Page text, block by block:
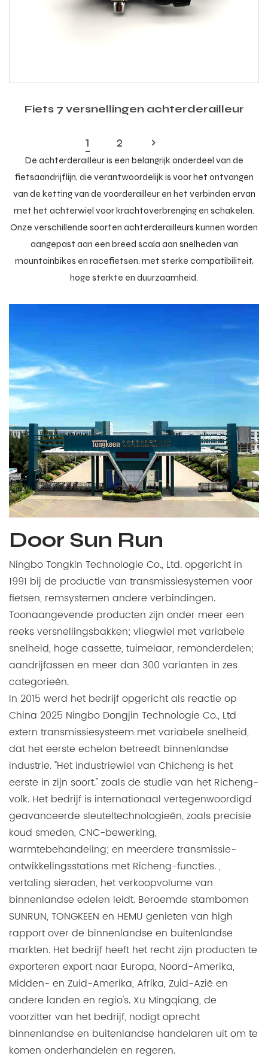
Fiets 7 versnellingen achterderailleur
1 2 ›
De achterderailleur is een belangrijk onderdeel van de
fietsaandrijflijn, die verantwoordelijk is voor het ontvangen
van de ketting van de voorderailleur en het verbinden ervan
met het achterwiel voor krachtoverbrenging en schakelen.
Onze verschillende soorten achterderailleurs kunnen worden
aangepast aan een breed scala aan snelheden van
mountainbikes en racefietsen, met sterke compatibiliteit,
hoge sterkte en duurzaamheid.
Door Sun Run
Ningbo Tongkin Technologie Co., Ltd. opgericht in
1991 bij de productie van transmissiesystemen voor
fietsen, remsystemen andere verbindingen.
Toonaangevende producten zijn onder meer een
reeks versnellingsbakken; vliegwiel met variabele
snelheid, hoge cassette, tuimelaar, remonderdelen;
aandrijfassen en meer dan 300 varianten in zes
categorieën.
In 2015 werd het bedrijf opgericht als reactie op
China 2025 Ningbo Dongjin Technologie Co., Ltd
extern transmissiesysteem met variabele snelheid,
dat het eerste echelon betreedt binnenlandse
industrie. "Het industriewiel van Chicheng is het
eerste in zijn soort." zoals de studie van het Richeng-
volk. Het bedrijf is internationaal vertegenwoordigd
geavanceerde sleuteltechnologieën, zoals precisie
koud smeden, CNC-bewerking,
warmtebehandeling; en meerdere transmissie-
ontwikkelingsstations met Richeng-functies. ,
vertaling sieraden, het verkoopvolume van
binnenlandse edelen leidt. Beroemde stambomen
SUNRUN, TONGKEEN en HEMU genieten van high
rapport over de binnenlandse en buitenlandse
markten. Het bedrijf heeft het recht zijn producten te
exporteren export naar Europa, Noord-Amerika,
Midden- en Zuid-Amerika, Afrika, Zuid-Azië en
andere landen en regio's. Xu Mingqiang, de
voorzitter van het bedrijf, nodigt oprecht
binnenlandse en buitenlandse handelaren uit om te
komen onderhandelen en regeren.